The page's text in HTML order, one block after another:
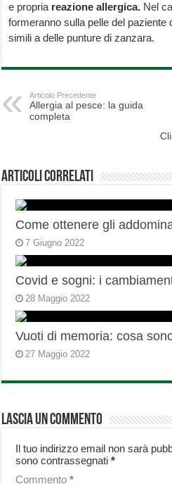
e propria reazione allergica. Nel
formeranno sulla pelle del paziente
simili a delle punture di zanzara.
Articolo Precedente
Allergia al pesce: la guida
completa
Articoli correlati
Come ottenere gli
7 Giugno 2022
Covid e sogni: i
28 Maggio 2022
Vuoti di memoria: cosa
27 Maggio 2022
Lascia un commento
Il tuo indirizzo email non sarà
sono contrassegnati*
Commento*